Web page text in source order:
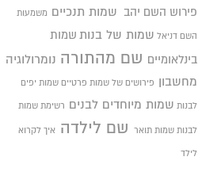
פירוש השם יהב שמות תנכיים משמעות
השם דניאל שמות של בנות שמות
בינלאומיים שם מהתורה נומרולוגיה
מחשבון פירושים של שמות פרטיים שמות יפים
לבנות שמות מיוחדים לבנים רשימת שמות
לבנות שמות תואר שם לילדה איך לקרוא
לילד